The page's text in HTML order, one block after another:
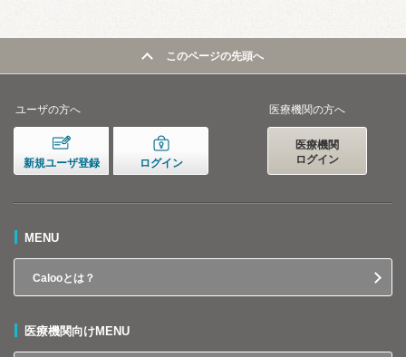
このページの先頭へ
ユーザの方へ
新規ユーザ登録 ログイン
医療機関の方へ
医療機関
ログイン
MENU
Calooとは？
医療機関向けMENU